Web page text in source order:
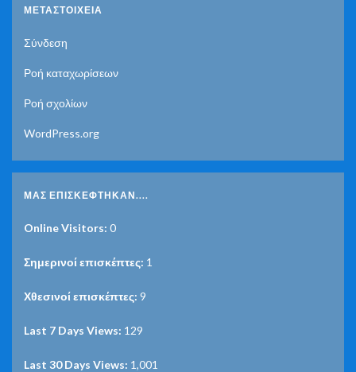
ΜΕΤΑΣΤΟΙΧΕΊΑ
Σύνδεση
Ροή καταχωρίσεων
Ροή σχολίων
WordPress.org
ΜΑΣ ΕΠΙΣΚΈΦΤΗΚΑΝ....
Online Visitors: 0
Σημερινοί επισκέπτες: 1
Χθεσινοί επισκέπτες: 9
Last 7 Days Views: 129
Last 30 Days Views: 1,001